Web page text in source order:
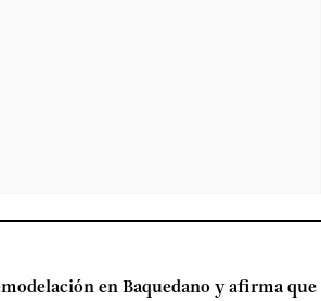
en Baquedano y afirma que